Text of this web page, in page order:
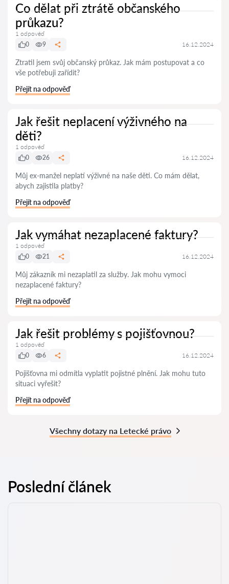
Co dělat při ztrátě občanského
průkazu?
1 odpověď
0
9 16.12.2024
Ztratil jsem svůj občanský průkaz. Jak mám postupovat a co
vše potřebuji zařídit?
Přejít na odpověď
Jak řešit neplacení výživného na
děti?
1 odpověď
0
26 16.12.2024
Můj ex-manžel neplatí výživné na naše děti. Co mám dělat,
abych zajistila platby?
Přejít na odpověď
Jak vymáhat nezaplacené faktury?
1 odpověď
0
21 16.12.2024
Můj zákazník mi nezaplatil za služby. Jak mohu vymoci
nezaplacené faktury?
Přejít na odpověď
Jak řešit problémy s pojišťovnou?
1 odpověď
0
6 16.12.2024
Pojišťovna mi odmítla vyplatit pojistné plnění. Jak mohu tuto
situaci vyřešit?
Přejít na odpověď
Všechny dotazy na Letecké právo
Poslední článek